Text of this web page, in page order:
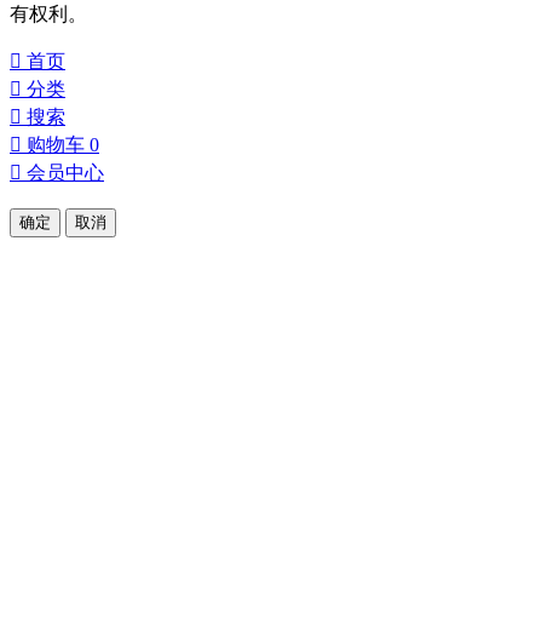
有权利。
 首页
 分类
 搜索
 购物车 0
 会员中心
确定 取消